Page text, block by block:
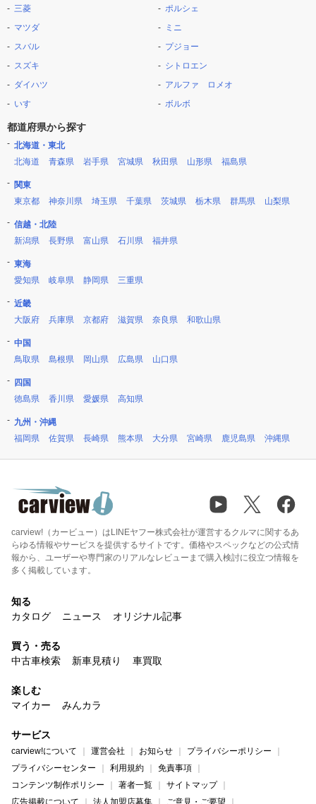
三菱
マツダ
スバル
スズキ
ダイハツ
いすゞ
ポルシェ
ミニ
プジョー
シトロエン
アルファ ロメオ
ボルボ
都道府県から探す
北海道・東北
北海道
青森県 岩手県 宮城県 秋田県 山形県 福島県
関東
東京都
神奈川県 埼玉県 千葉県 茨城県 栃木県 群馬県 山梨県
信越・北陸
新潟県
長野県 富山県 石川県 福井県
東海
愛知県
岐阜県 静岡県 三重県
近畿
大阪府
兵庫県 京都府 滋賀県 奈良県 和歌山県
中国
鳥取県
島根県 岡山県 広島県 山口県
四国
徳島県
香川県 愛媛県 高知県
九州・沖縄
福岡県
佐賀県 長崎県 熊本県 大分県 宮崎県 鹿児島県 沖縄県
carview!（カービュー）はLINEヤフー株式会社が運営するクルマに関するあ
らゆる情報やサービスを提供するサイトです。価格やスペックなどの公式情
報から、ユーザーや専門家のリアルなレビューまで購入検討に役立つ情報を
多く掲載しています。
知る
カタログ
ニュース オリジナル記事
買う・売る
中古車検索
新車見積り 車買取
楽しむ
マイカー
みんカラ
サービス
carview!について 運営会社 お知らせ
プライバシーポリシー
プライバシーセンター
利用規約
免責事項
コンテンツ制作ポリシー
著者一覧
サイトマップ
広告掲載について
法人加盟店募集 ご意見・ご要望